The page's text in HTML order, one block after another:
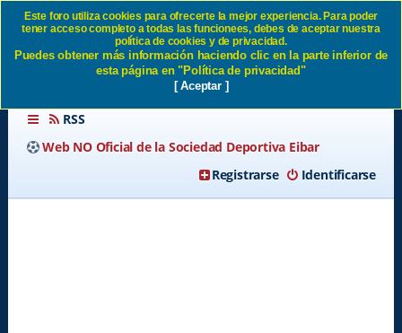
Borrar todas las cookies del
Sitio SD Eibar
RSS
Web NO Oficial de la Sociedad Deportiva Eibar
Identificarse
Registrarse
Este foro utiliza cookies para ofrecerte la mejor experiencia. Para poder
tener acceso completo a todas las funcionees, debes de aceptar nuestra
política de cookies y de privacidad.
Puedes obtener más información haciendo clic en la parte inferior de
esta página en "Política de privacidad"
[ Aceptar ]